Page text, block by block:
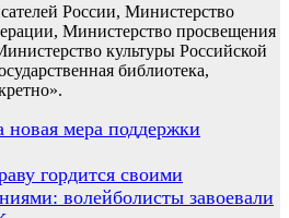
России, Министерство
Министерство просвещения
культуры Российской
библиотека,
новая мера поддержки
гордится своими
волейболисты завоевали